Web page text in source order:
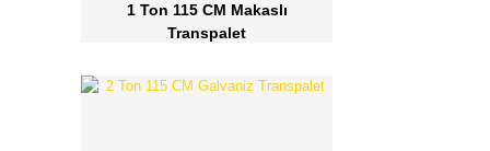
1 Ton 115 CM Makaslı
Transpalet